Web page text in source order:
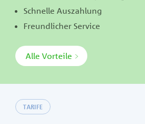
Schnelle Auszahlung
Freundlicher Service
Alle Vorteile
TARIFE